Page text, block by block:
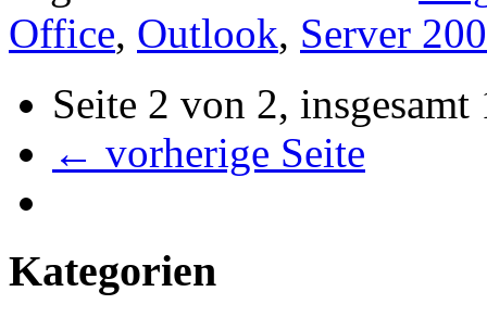
Office, Outlook, Server
Seite 2 von 2, insgesamt
← vorherige Seite
Kategorien